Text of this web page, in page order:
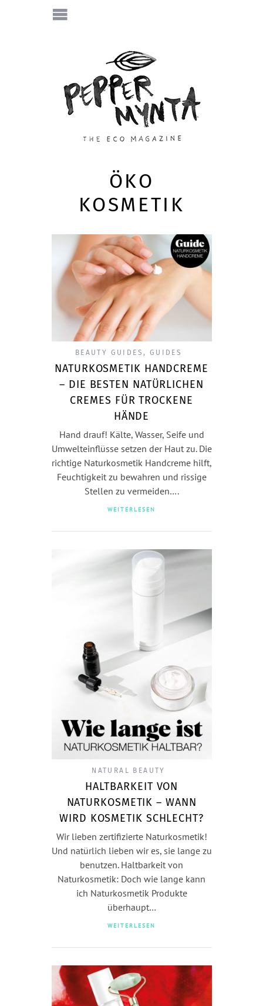
ÖKO
KOSMETIK
BEAUTY GUIDES , GUIDES
NATURKOSMETIK HANDCREME
– DIE BESTEN NATÜRLICHEN
CREMES FÜR TROCKENE
HÄNDE
Hand drauf! Kälte, Wasser, Seife und
Umwelteinflüsse setzen der Haut zu. Die
richtige Naturkosmetik Handcreme hilft,
Feuchtigkeit zu bewahren und rissige
Stellen zu vermeiden….
WEITERLESEN
NATURAL BEAUTY
HALTBARKEIT VON
NATURKOSMETIK – WANN
WIRD KOSMETIK SCHLECHT?
Wir lieben zertifizierte Naturkosmetik!
Und natürlich lieben wir es, sie lange zu
benutzen. Haltbarkeit von
Naturkosmetik: Doch wie lange kann
ich Naturkosmetik Produkte
überhaupt…
WEITERLESEN